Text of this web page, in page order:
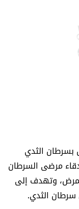
بسرطان الثدي
مرضى السرطان
وتهدف إلى
الثدي.